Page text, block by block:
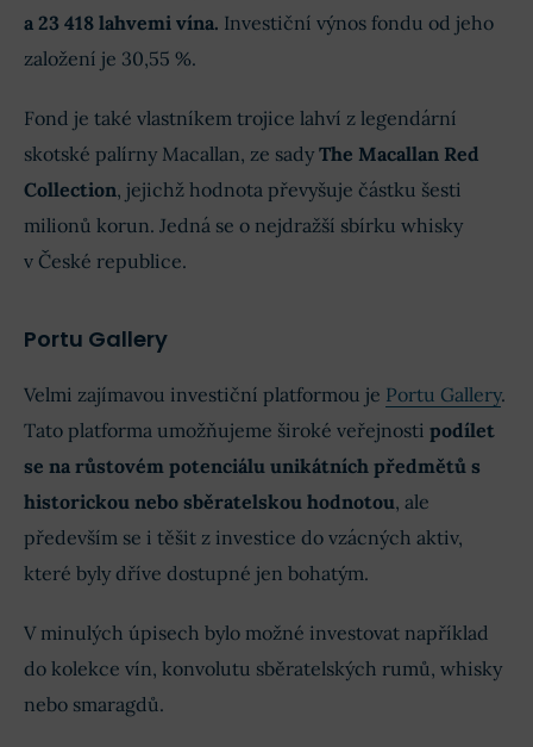
a 23 418 lahvemi vína. Investiční výnos fondu od jeho
založení je 30,55 %.
Fond je také vlastníkem trojice lahví z legendární
skotské palírny Macallan, ze sady The Macallan Red
Collection, jejichž hodnota převyšuje částku šesti
milionů korun. Jedná se o nejdražší sbírku whisky
v České republice.
Portu Gallery
Velmi zajímavou investiční platformou je Portu Gallery.
Tato platforma umožňujeme široké veřejnosti podílet
se na růstovém potenciálu unikátních předmětů s
historickou nebo sběratelskou hodnotou, ale
především se i těšit z investice do vzácných aktiv,
které byly dříve dostupné jen bohatým.
V minulých úpisech bylo možné investovat například
do kolekce vín, konvolutu sběratelských rumů, whisky
nebo smaragdů.